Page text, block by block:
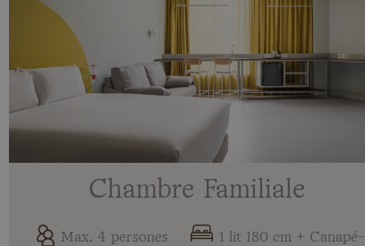
Chambre Familiale
Max. 4 persones
1 lit 180 cm + Canapé-